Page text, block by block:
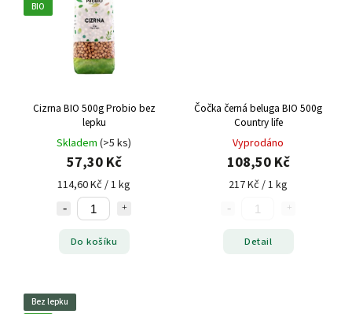
BIO
Cizrna BIO 500g Probio bez
lepku
Skladem (>5 ks)
57,30 Kč
114,60 Kč / 1 kg
Do košíku
Čočka černá beluga BIO 500g
Country life
Vyprodáno
108,50 Kč
217 Kč / 1 kg
Detail
Bez lepku